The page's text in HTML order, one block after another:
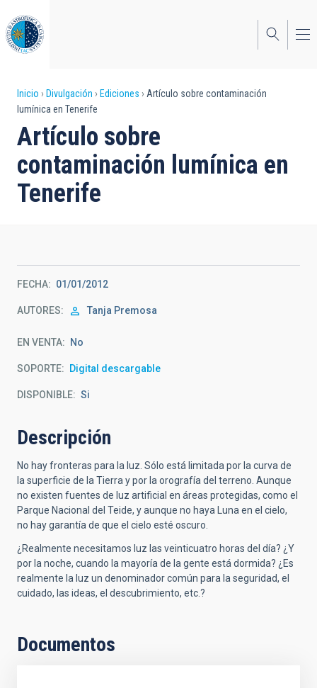
al
contenido
principal
Sobrescribir
enlaces
de
ayuda
a
Inicio Divulgación Ediciones
Artículo sobre contaminación
lumínica en Tenerife
Artículo sobre
contaminación lumínica en
Tenerife
FECHA 01/01/2012
AUTORES Tanja Premosa
EN VENTA No
SOPORTE Digital descargable
DISPONIBLE Si
Descripción
No hay fronteras para la luz. Sólo está limitada por la curva de
la superficie de la Tierra y por la orografía del terreno. Aunque
no existen fuentes de luz artificial en áreas protegidas, como el
Parque Nacional del Teide, y aunque no haya Luna en el cielo,
no hay garantía de que el cielo esté oscuro.
¿Realmente necesitamos luz las veinticuatro horas del día? ¿Y
por la noche, cuando la mayoría de la gente está dormida? ¿Es
realmente la luz un denominador común para la seguridad, el
cuidado, las ideas, el descubrimiento, etc.?
Documentos